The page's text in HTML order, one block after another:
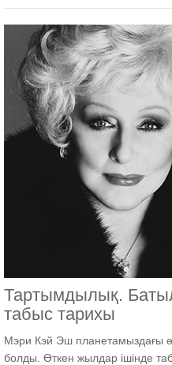
Тартымдылық.
табыс тарихы
Мэри Кэй Эш планетамыздағы
болды. Өткен жылдар ішінде